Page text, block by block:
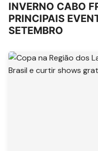
INVERNO CABO
PRINCIPAIS
SETEMBRO